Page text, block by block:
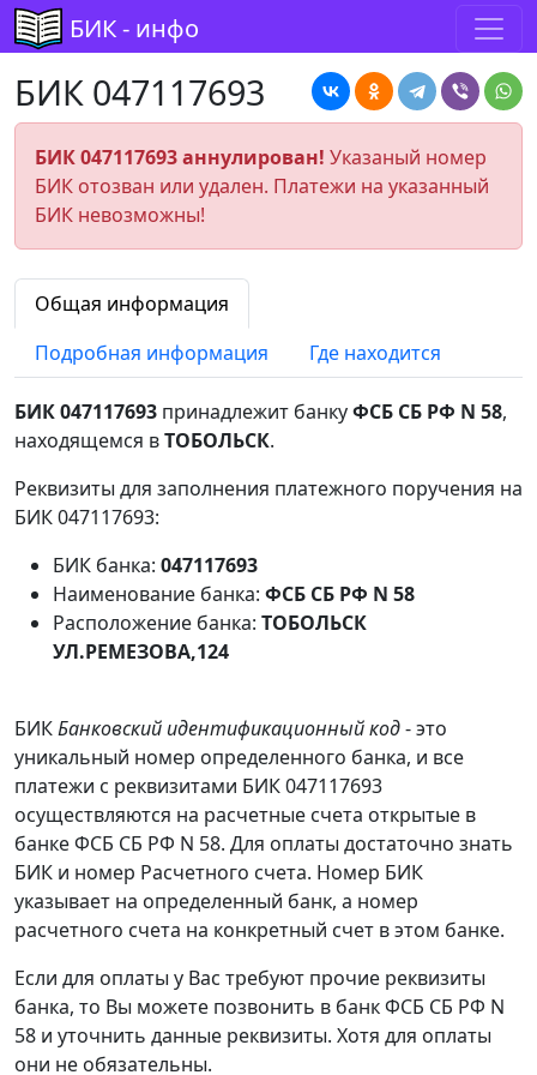
БИК - инфо
БИК 047117693
БИК 047117693 аннулирован! Указаный номер
БИК отозван или удален. Платежи на указанный
БИК невозможны!
Общая информация
Подробная информация
Где находится
БИК 047117693 принадлежит банкуФСБ СБ РФ N 58,
находящемся вТОБОЛЬСК.
Реквизиты для заполнения платежного поручения на
БИК 047117693:
БИК банка: 047117693
Наименование банка: ФСБ СБ РФ N 58
Расположение банка: ТОБОЛЬСК
УЛ.РЕМЕЗОВА,124
БИКБанковский идентификационный код- это
уникальный номер определенного банка, и все
платежи с реквизитами БИК 047117693
осуществляются на расчетные счета открытые в
банке ФСБ СБ РФ N 58. Для оплаты достаточно знать
БИК и номер Расчетного счета. Номер БИК
указывает на определенный банк, а номер
расчетного счета на конкретный счет в этом банке.
Если для оплаты у Вас требуют прочие реквизиты
банка, то Вы можете позвонить в банк ФСБ СБ РФ N
58 и уточнить данные реквизиты. Хотя для оплаты
они не обязательны.